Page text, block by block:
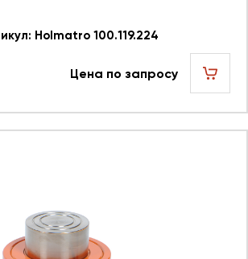
Holmatro 100.119.224
Цена по запросу